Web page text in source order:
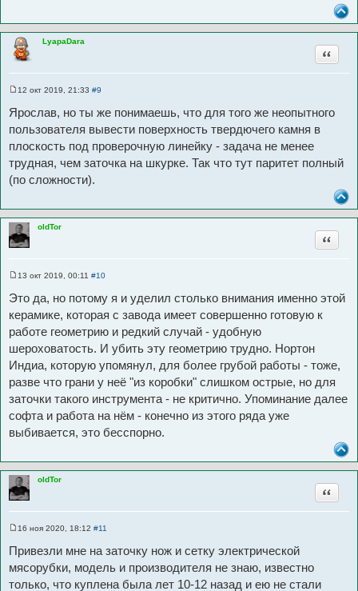
LyapaDara
Цитата
о
б
щ
е
и
12 окт 2019, 21:33 #9
Ярослав, но ты же понимаешь, что для того же неопытного
пользователя вывести поверхность твердючего камня в
плоскость под проверочную линейку - задача не менее
трудная, чем заточка на шкурке. Так что тут паритет полный
(по сложности).
oldTor
Цитата
о
б
щ
е
и
13 окт 2019, 00:11 #10
Это да, но потому я и уделил столько внимания именно этой
керамике, которая с завода имеет совершенно готовую к
работе геометрию и редкий случай - удобную
шероховатость. И убить эту геометрию трудно. Нортон
Индиа, которую упомянул, для более грубой работы - тоже,
разве что грани у неё "из коробки" слишком острые, но для
заточки такого инструмента - не критично. Упоминание далее
софта и работа на нём - конечно из этого ряда уже
выбивается, это бесспорно.
oldTor
Цитата
о
б
щ
е
16 ноя 2020, 18:12 #11
Привезли мне на заточку нож и сетку электрической
мясорубки, модель и производителя не знаю, известно
только, что куплена была лет 10-12 назад и ею не стали